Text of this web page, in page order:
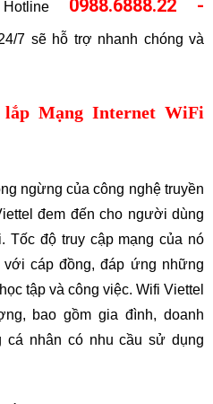
0988.6888.22 -
7 sẽ hỗ trợ nhanh chóng và
lắp Mạng Internet WiFi
ngừng của công nghệ truyền
đem đến cho người dùng
Tốc độ truy cập mạng của nó
cáp đồng, đáp ứng những
tập và công việc. Wifi Viettel
bao gồm gia đình, doanh
cá nhân có nhu cầu sử dụng